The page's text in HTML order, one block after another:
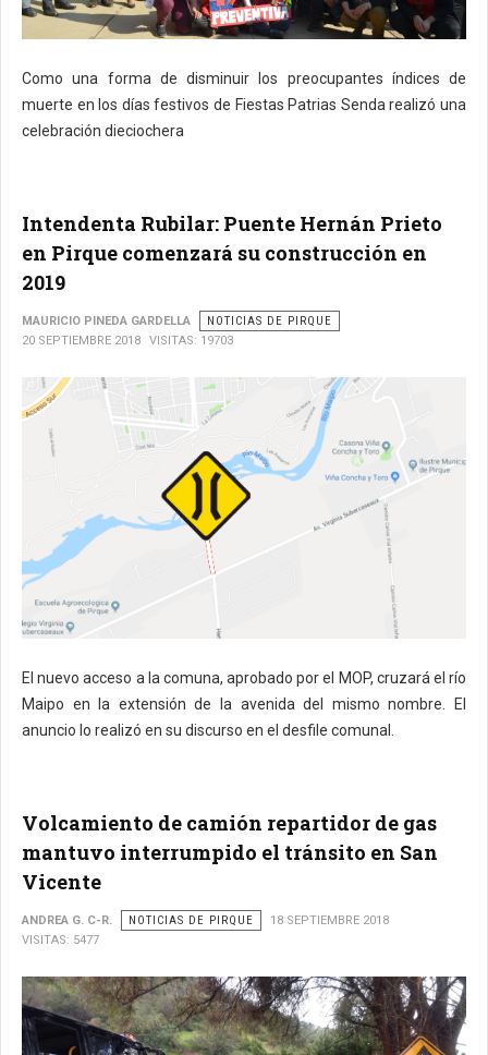
Como una forma de disminuir los preocupantes índices de
muerte en los días festivos de Fiestas Patrias Senda realizó una
celebración dieciochera
Intendenta Rubilar: Puente Hernán Prieto
en Pirque comenzará su construcción en
2019
MAURICIO PINEDA GARDELLA
NOTICIAS DE PIRQUE
20 SEPTIEMBRE 2018
VISITAS: 19703
El nuevo acceso a la comuna, aprobado por el MOP, cruzará el río
Maipo en la extensión de la avenida del mismo nombre. El
anuncio lo realizó en su discurso en el desfile comunal.
Volcamiento de camión repartidor de gas
mantuvo interrumpido el tránsito en San
Vicente
ANDREA G. C-R. NOTICIAS DE PIRQUE
18 SEPTIEMBRE 2018
VISITAS: 5477